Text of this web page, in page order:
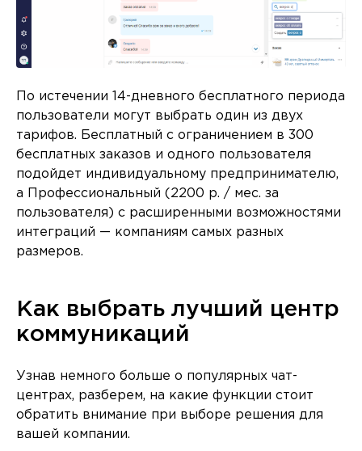
По истечении 14-дневного бесплатного периода
пользователи могут выбрать один из двух
тарифов. Бесплатный с ограничением в 300
бесплатных заказов и одного пользователя
подойдет индивидуальному предпринимателю,
а Профессиональный (2200 р. / мес. за
пользователя) с расширенными возможностями
интеграций — компаниям самых разных
размеров.
Как выбрать лучший центр
коммуникаций
Узнав немного больше о популярных чат-
центрах, разберем, на какие функции стоит
обратить внимание при выборе решения для
вашей компании.